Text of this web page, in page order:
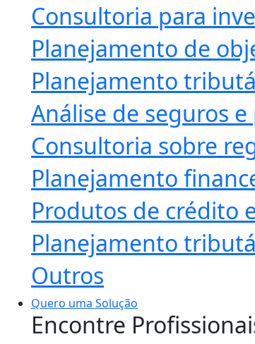
Consultoria para
Planejamento de
Planejamento
Análise de seguros
Consultoria sobre
Planejamento
Produtos de crédito
Planejamento
Outros
Quero uma Solução
Encontre